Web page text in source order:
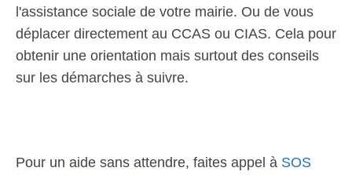
l'assistance sociale de votre mairie. Ou de vous
déplacer directement au CCAS ou CIAS. Cela pour
obtenir une orientation mais surtout des conseils
sur les démarches à suivre.
Pour un aide sans attendre, faites appel à SOS